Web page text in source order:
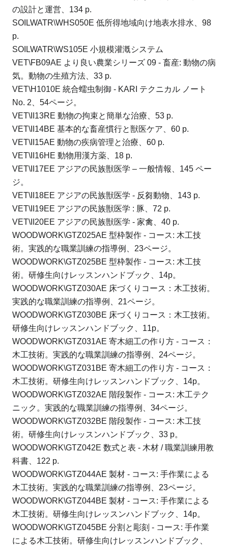
の設計と運営、134 p.
SOILWATR\WHS050E 低所得地域向け地表水排水、98
p.
SOILWATR\WS105E 小規模灌漑システム
VET\FB09AE より良い農業シリーズ 09 - 畜産: 動物の病
気。 動物の生殖方法、33 p.
VET\H1010E 統合蠕虫制御 - KARI テクニカル ノート
No. 2、54ページ。
VET\II13RE 動物の拘束と簡単な治療、53 p.
VET\II14BE 基本的な畜産慣行と獣医ケア、60 p.
VET\II15AE 動物の疾病管理と治療、60 p.
VET\II16HE 動物用漢方薬、18 p.
VET\II17EE アジアの民族獣医学 – 一般情報、145 ペー
ジ。
VET\II18EE アジアの民族獣医学 - 反芻動物、143 p.
VET\II19EE アジアの民族獣医学 : 豚、72 p.
VET\II20EE アジアの民族獣医学 - 家禽、40 p.
WOODWORK\GTZ025AE 型枠製作 - コース: 木工技
術。 実践的な職業訓練の指導例、23ページ。
WOODWORK\GTZ025BE 型枠製作 - コース: 木工技
術。 研修生向けレッスンハンドブック、14p。
WOODWORK\GTZ030AE 床づくりコース：木工技術。
実践的な職業訓練の指導例、21ページ。
WOODWORK\GTZ030BE 床づくりコース：木工技術。
研修生向けレッスンハンドブック、11p。
WOODWORK\GTZ031AE 寄木細工の作り方 - コース：
木工技術。 実践的な職業訓練の指導例、24ページ。
WOODWORK\GTZ031BE 寄木細工の作り方 - コース：
木工技術。 研修生向けレッスンハンドブック、14p。
WOODWORK\GTZ032AE 階段製作 - コース: 木工テク
ニック。 実践的な職業訓練の指導例、34ページ。
WOODWORK\GTZ032BE 階段製作 - コース: 木工技
術。 研修生向けレッスンハンドブック、33 p。
WOODWORK\GTZ042E 数式と表 - 木材 / 職業訓練用教
科書、122 p.
WOODWORK\GTZ044AE 製材 - コース: 手作業による
木工技術。 実践的な職業訓練の指導例、23ページ。
WOODWORK\GTZ044BE 製材 - コース: 手作業による
木工技術。 研修生向けレッスンハンドブック、14p。
WOODWORK\GTZ045BE 分割と彫刻 - コース: 手作業
による木工技術。 研修生向けレッスンハンドブック、